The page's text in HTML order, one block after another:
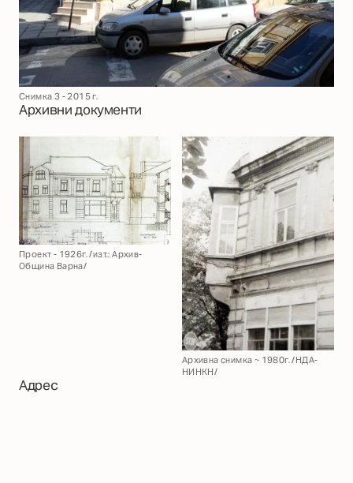
Снимка 3 - 2015 г.
Архивни документи
Проект - 1926г. /изт.: Архив-
Община Варна/
Архивна снимка ~ 1980г. /НДА-
НИНКН/
Адрес